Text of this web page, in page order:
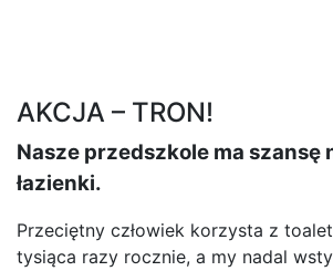
AKCJA – TRON!
Nasze przedszkole ma szansę
łazienki.
Przeciętny człowiek korzysta z
tysiąca razy rocznie, a my nadal